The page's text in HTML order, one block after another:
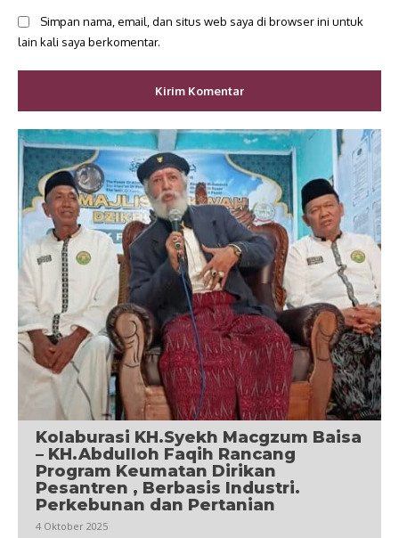
Simpan nama, email, dan situs web saya di browser ini untuk
lain kali saya berkomentar.
Kolaburasi KH.Syekh Macgzum Baisa
– KH.Abdulloh Faqih Rancang
Program Keumatan Dirikan
Pesantren , Berbasis Industri.
Perkebunan dan Pertanian
4 Oktober 2025